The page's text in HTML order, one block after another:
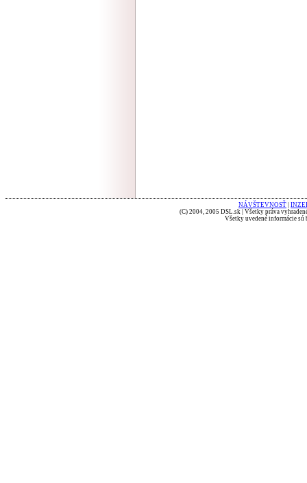
NÁVŠTEVNOSŤ
(C) 2004, 2005 DSL.sk | Všetky práva
Všetky uvedené informácie sú